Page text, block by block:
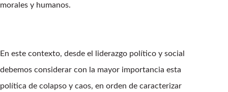
morales y humanos.
En este contexto, desde el liderazgo político y social
debemos considerar con la mayor importancia esta
política de colapso y caos, en orden de caracterizar